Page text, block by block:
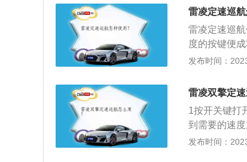
设定巡航车
以此车速持
速踏板后，
速10km/h以
降低巡航车
开SET按钮
重新设定巡
巡航车速。
巡航控制系
雷凌定速巡
雷凌定速巡
度的按键便
功能。踩下
机。搭载1.8
80mm、高
发布时间：
雷凌双擎定
1按开关键打
到需要的速
油门，速度被
发布时间：